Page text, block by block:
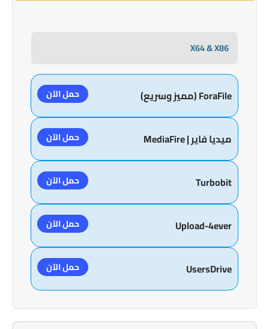
X64 & X86
ForaFile (مميز وسريع) حمل الآن
ميديا فاير | MediaFire حمل الآن
Turbobit حمل الآن
Upload-4ever حمل الآن
UsersDrive حمل الآن